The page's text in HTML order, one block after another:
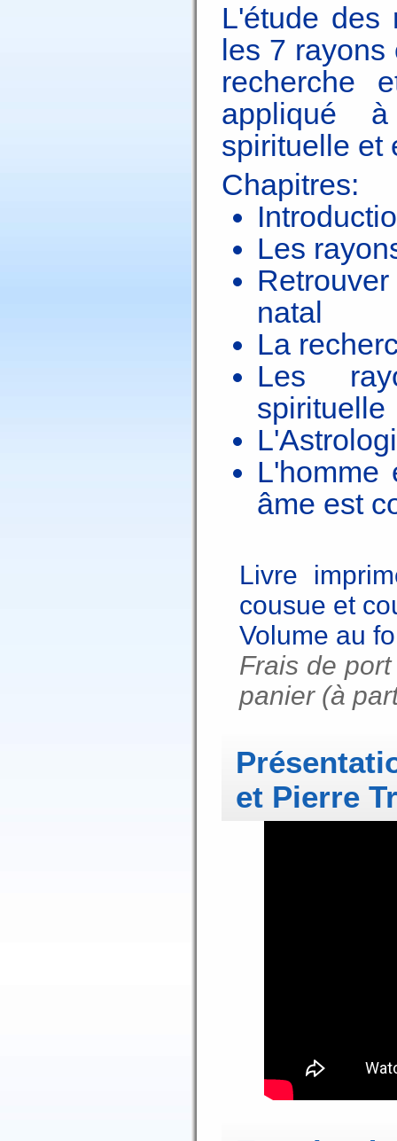
L'étude des
les 7 rayons
recherche
appliqué
spirituelle et
Chapitres:
Les
natal
La
Les
spirituelle
L'homme
âme est
Livre
cousue et
Volume au
Frais de
panier (à
et Pierre